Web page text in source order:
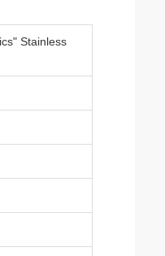
Stainless